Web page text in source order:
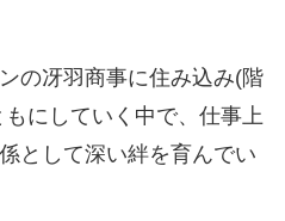
の冴羽商事に住み込み(階
にしていく中で、仕事上
として深い絆を育んでい